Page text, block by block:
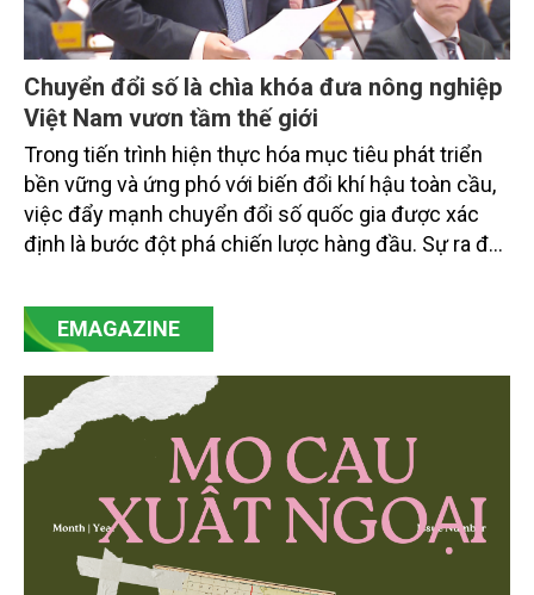
Chuyển đổi số là chìa khóa đưa nông nghiệp
Việt Nam vươn tầm thế giới
Trong tiến trình hiện thực hóa mục tiêu phát triển
bền vững và ứng phó với biến đổi khí hậu toàn cầu,
việc đẩy mạnh chuyển đổi số quốc gia được xác
định là bước đột phá chiến lược hàng đầu. Sự ra đời
mạnh mẽ, thúc đẩy quá trình cải cách toàn diện,
minh bạch hóa chuỗi cung ứng và nâng cao hiệu
then chốt là nông nghiệp và môi trường.
EMAGAZINE